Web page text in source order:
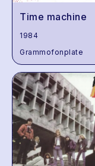
Time machine
1984
Grammofonplate